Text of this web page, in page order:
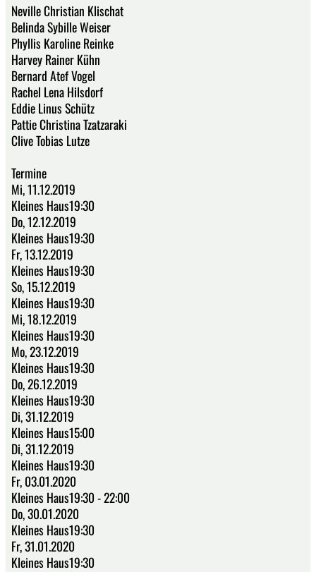
Neville Christian Klischat
Belinda Sybille Weiser
Phyllis Karoline Reinke
Harvey Rainer Kühn
Bernard Atef Vogel
Rachel Lena Hilsdorf
Eddie Linus Schütz
Pattie Christina Tzatzaraki
Clive Tobias Lutze
Termine
Mi, 11.12.2019
Kleines Haus19:30
Do, 12.12.2019
Kleines Haus19:30
Fr, 13.12.2019
Kleines Haus19:30
So, 15.12.2019
Kleines Haus19:30
Mi, 18.12.2019
Kleines Haus19:30
Mo, 23.12.2019
Kleines Haus19:30
Do, 26.12.2019
Kleines Haus19:30
Di, 31.12.2019
Kleines Haus15:00
Di, 31.12.2019
Kleines Haus19:30
Fr, 03.01.2020
Kleines Haus19:30 - 22:00
Do, 30.01.2020
Kleines Haus19:30
Fr, 31.01.2020
Kleines Haus19:30